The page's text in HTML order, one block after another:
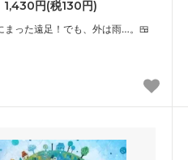
1,430円(税130円)
まった遠足！でも、外は雨…。🍱